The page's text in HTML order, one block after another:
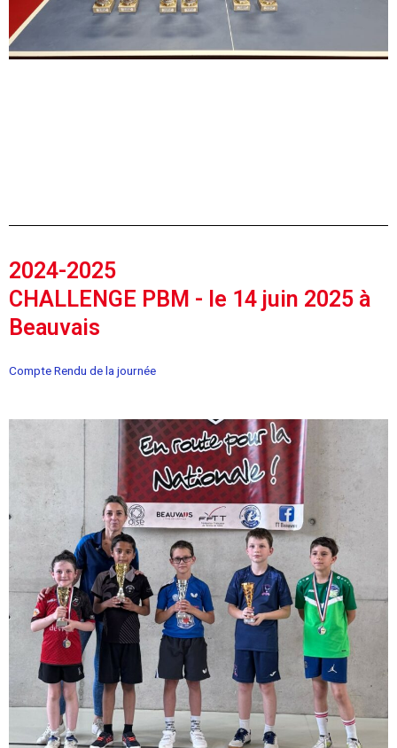
2024-2025
CHALLENGE PBM - le 14 juin 2025 à
Beauvais
Compte Rendu de la journée